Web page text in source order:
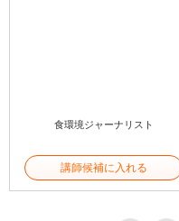
食環境ジャーナリスト
講師候補に入れる